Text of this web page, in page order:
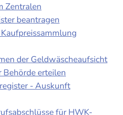
Zentralen
beantragen
der Geldwäscheaufsicht
Behörde erteilen
- Auskunft
für HWK-